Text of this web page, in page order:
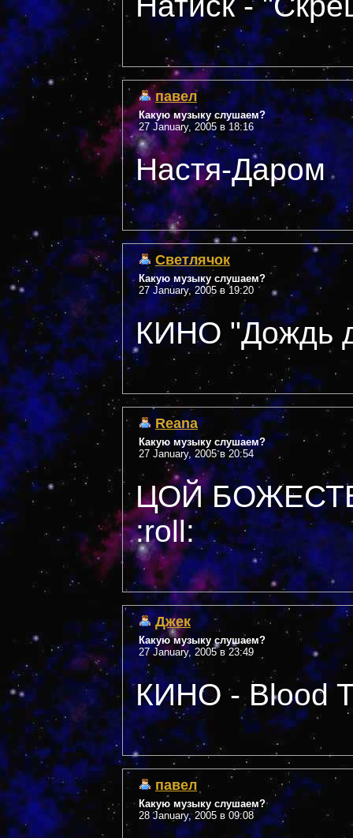
павел
Какую музыку слушаем?
27 January, 2005 в 18:16
Настя-Даром
Светлячок
Какую музыку слушаем?
27 January, 2005 в 19:20
КИНО "Дождь
Reana
Какую музыку слушаем?
27 January, 2005 в 20:54
ЦОЙ
:roll:
Джек
Какую музыку слушаем?
27 January, 2005 в 23:49
КИНО - Blood
павел
Какую музыку слушаем?
28 January, 2005 в 09:08